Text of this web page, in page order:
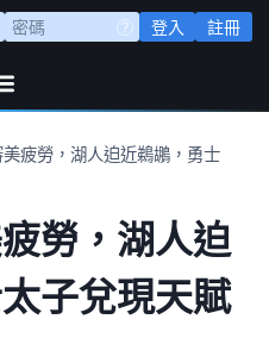
登入 註冊
疲勞，湖人迫近鵜鶘，勇士
勞，湖人迫
子兌現天賦